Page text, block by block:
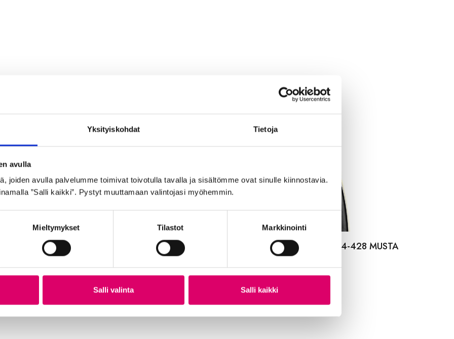
Yksityiskohdat Tietoja
avulla
joiden avulla palvelumme toimivat toivotulla tavalla ja sisältömme ovat sinulle kiinnostavia.
”Salli kaikki”. Pystyt muuttamaan valintojasi myöhemmin.
Mieltymykset Tilastot Markkinointi
Salli valinta Salli kaikki
GOLDEN BOY SISÄRENGAS 28″ 32/40-
622/630
7,99€
GOLDEN BOY ULKORENGAS 44-428 MUSTA
21,99€